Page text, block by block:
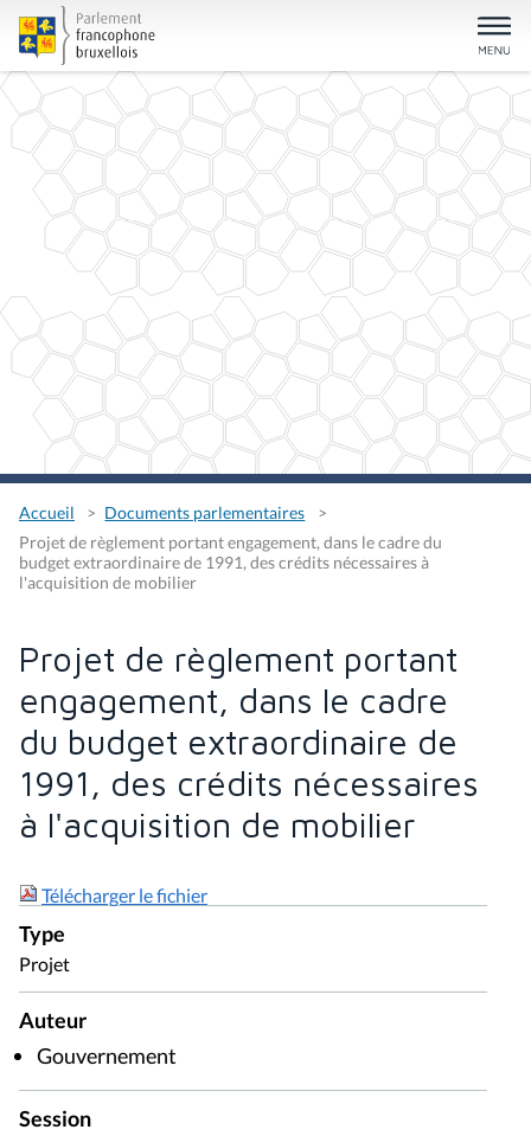
Accueil
Documents parlementaires
Projet de règlement portant engagement, dans le cadre du
budget extraordinaire de 1991, des crédits nécessaires à
l'acquisition de mobilier
Projet de règlement portant
engagement, dans le cadre
du budget extraordinaire de
1991, des crédits nécessaires
à l'acquisition de mobilier
Télécharger le fichier
Type
Projet
Auteur
Gouvernement
Session